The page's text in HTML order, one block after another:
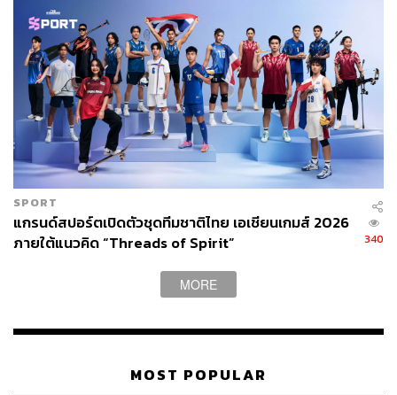
SPORT
แกรนด์สปอร์ตเปิดตัวชุดทีมชาติไทย เอเชียนเกมส์ 2026
ภายใต้แนวคิด “Threads of Spirit”
340
MORE
MOST POPULAR